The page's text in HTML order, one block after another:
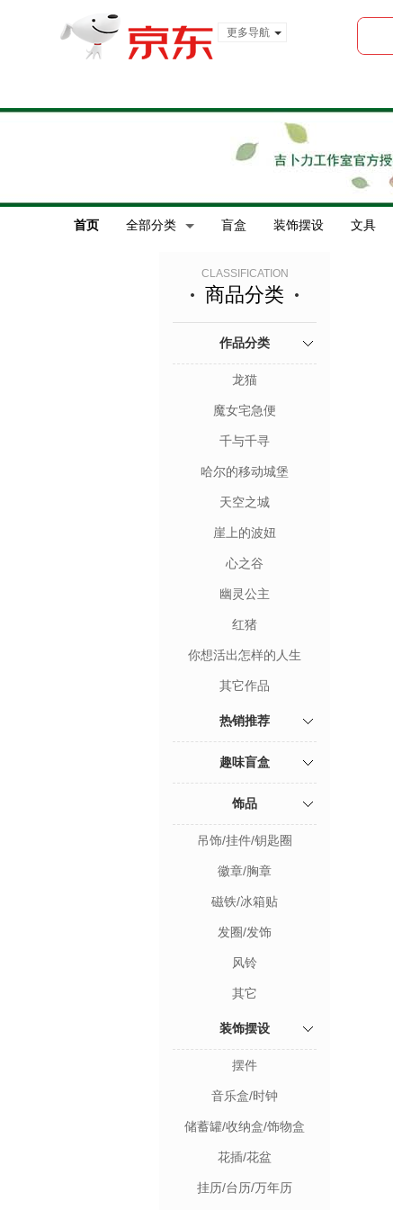
更多导航
首页 全部分类 盲盒 装饰摆设 文具
CLASSIFICATION
商品分类
作品分类
龙猫
魔女宅急便
千与千寻
哈尔的移动城堡
天空之城
崖上的波妞
心之谷
幽灵公主
红猪
你想活出怎样的人生
其它作品
热销推荐
趣味盲盒
饰品
吊饰/挂件/钥匙圈
徽章/胸章
磁铁/冰箱贴
发圈/发饰
风铃
其它
装饰摆设
摆件
音乐盒/时钟
储蓄罐/收纳盒/饰物盒
花插/花盆
挂历/台历/万年历